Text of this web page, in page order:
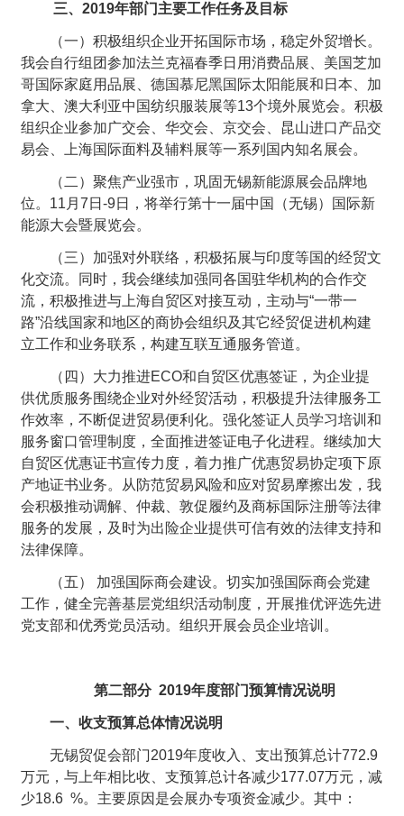
三、2019年部门主要工作任务及目标
（一）积极组织企业开拓国际市场，稳定外贸增长。
我会自行组团参加法兰克福春季日用消费品展、美国芝加
哥国际家庭用品展、德国慕尼黑国际太阳能展和日本、加
拿大、澳大利亚中国纺织服装展等13个境外展览会。积极
组织企业参加广交会、华交会、京交会、昆山进口产品交
易会、上海国际面料及辅料展等一系列国内知名展会。
（二）聚焦产业强市，巩固无锡新能源展会品牌地
位。11月7日-9日，将举行第十一届中国（无锡）国际新
能源大会暨展览会。
（三）加强对外联络，积极拓展与印度等国的经贸文
化交流。同时，我会继续加强同各国驻华机构的合作交
流，积极推进与上海自贸区对接互动，主动与“一带一
路”沿线国家和地区的商协会组织及其它经贸促进机构建
立工作和业务联系，构建互联互通服务管道。
（四）大力推进ECO和自贸区优惠签证，为企业提
供优质服务围绕企业对外经贸活动，积极提升法律服务工
作效率，不断促进贸易便利化。强化签证人员学习培训和
服务窗口管理制度，全面推进签证电子化进程。继续加大
自贸区优惠证书宣传力度，着力推广优惠贸易协定项下原
产地证书业务。从防范贸易风险和应对贸易摩擦出发，我
会积极推动调解、仲裁、敦促履约及商标国际注册等法律
服务的发展，及时为出险企业提供可信有效的法律支持和
法律保障。
（五） 加强国际商会建设。切实加强国际商会党建
工作，健全完善基层党组织活动制度，开展推优评选先进
党支部和优秀党员活动。组织开展会员企业培训。
第二部分 2019年度部门预算情况说明
一、收支预算总体情况说明
无锡贸促会部门2019年度收入、支出预算总计772.9
万元，与上年相比收、支预算总计各减少177.07万元，减
少18.6 %。主要原因是会展办专项资金减少。其中：